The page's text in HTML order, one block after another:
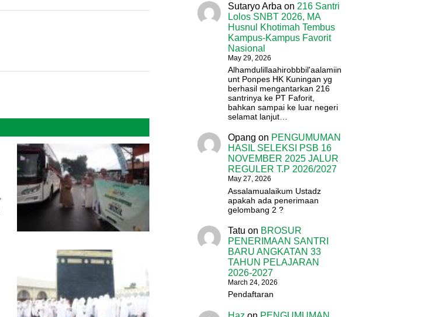
Sutaryo Arba on 216 Santri
Lolos SNBT 2026, MA
Husnul Khotimah Tembus
Kampus-Kampus Favorit
Nasional
May 29, 2026
Alhamdulillaahirobbbil'aalamiin
unt Ponpes HK Kuningan yg
berhasil mengantarkan 216
santrinya ke PT Faforit,
bahkan sampai ke luar negeri
selamat lanjut…
Opang on PENGUMUMAN
HASIL SELEKSI PSB 16
NOVEMBER 2025 JALUR
REGULER T.P 2026/2027
May 27, 2026
Assalamualaikum Ustadz
apakah ada penerimaan
gelombang 2 ?
Tatu on BROSUR
PENERIMAAN SANTRI
BARU ANGKATAN 33
TAHUN PELAJARAN
2026-2027
March 24, 2026
Pendaftaran